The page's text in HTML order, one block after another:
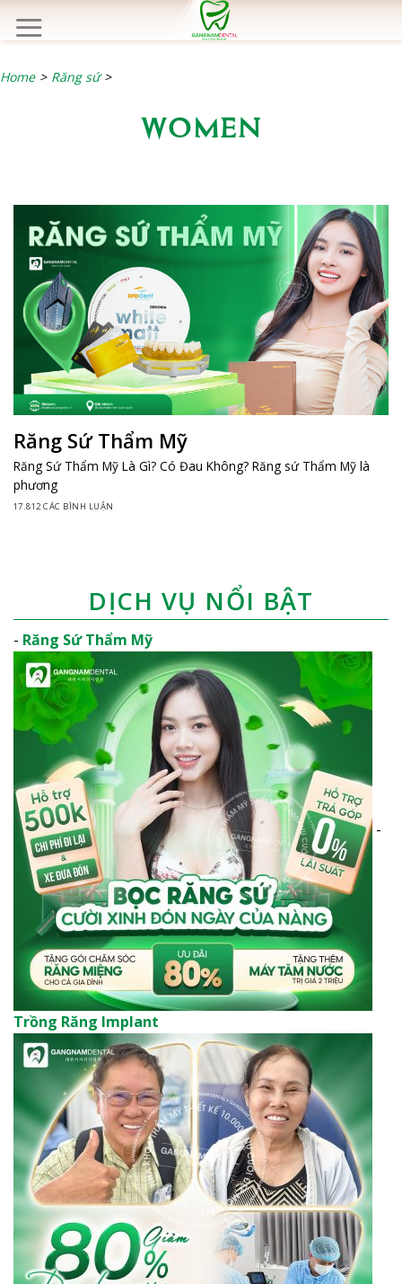
Chuyển
đến
dung
Home > Răng sứ >
WOMEN
Răng Sứ Thẩm Mỹ
Răng Sứ Thẩm Mỹ Là Gì? Có Đau Không? Răng sứ Thẩm Mỹ là
phương
17.812 CÁC BÌNH LUẬN
DỊCH VỤ NỔI BẬT
- Răng Sứ Thẩm Mỹ
-
Trồng Răng Implant